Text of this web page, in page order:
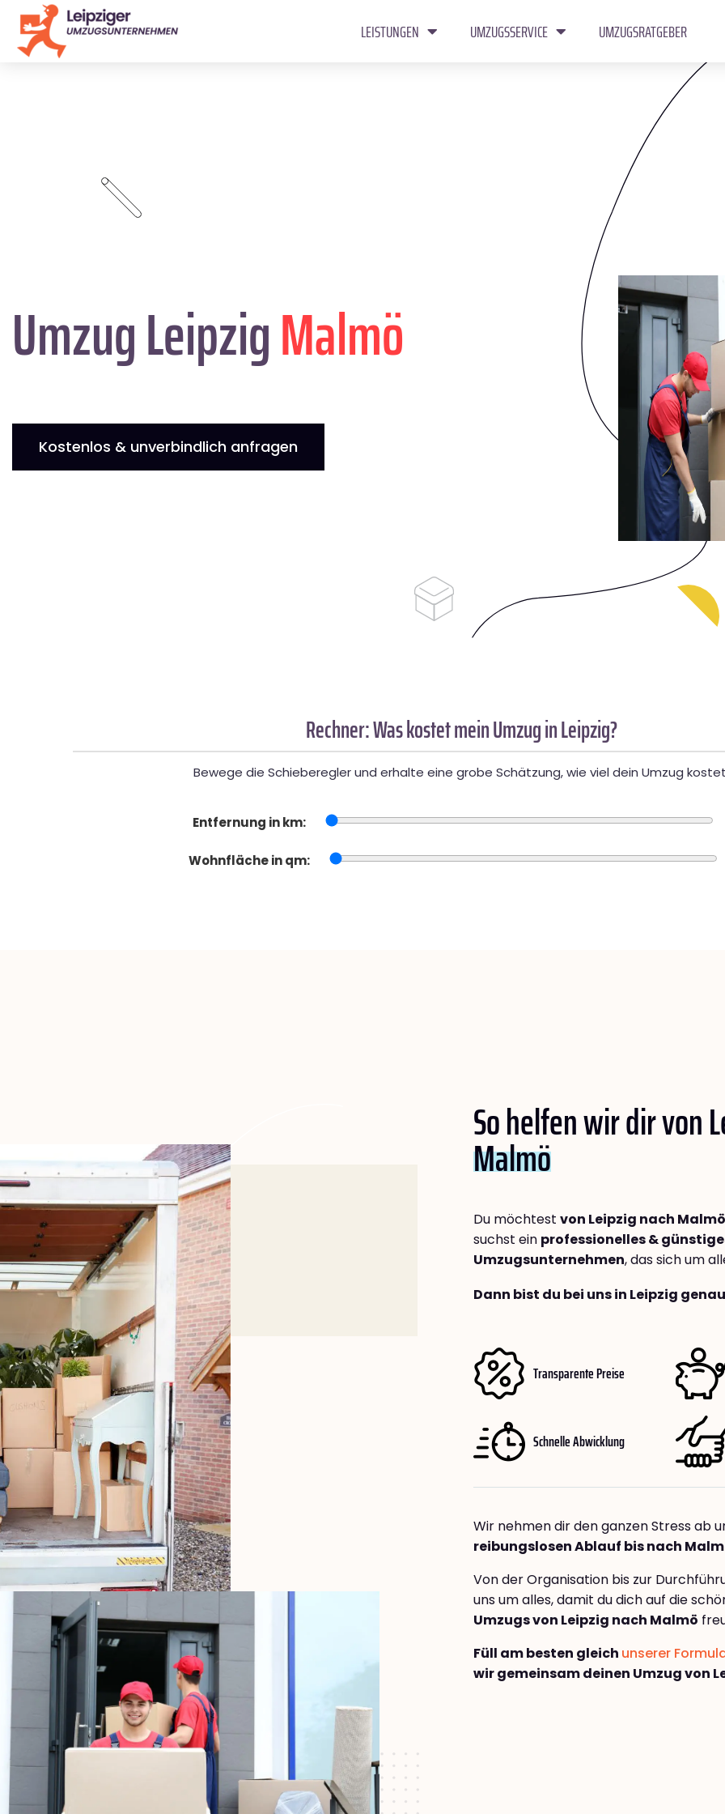
LEISTUNGEN UMZUGSSERVICE UMZUGSRATGEBER
Umzug LeipzigMalmö
Kostenlos & unverbindlich anfragen
Rechner: Was kostet mein Umzug in Leipzig?
Bewege die Schieberegler und erhalte eine grobe Schätzung, wie viel dein Umzug
Entfernung in km:
Wohnfläche in qm:
So helfen wir dir von
Malmö
Du möchtest von Leipzig nach Malmö
suchst ein professionelles &
Umzugsunternehmen, das sich um
Dann bist du bei uns in Leipzig
Transparente Preise
Schnelle Abwicklung
Wir nehmen dir den ganzen Stress ab
reibungslosen Ablauf bis nach
Von der Organisation bis zur
uns um alles, damit du dich auf die
Umzugs von Leipzig nach Malmö
Füll am besten gleich unserer
wir gemeinsam deinen Umzug von